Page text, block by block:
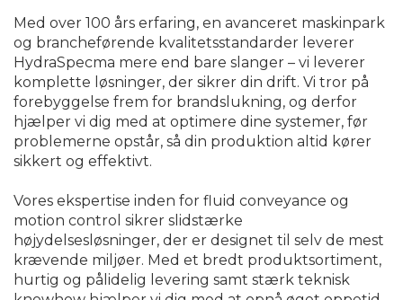
Med over 100 års erfaring, en avanceret maskinpark
og brancheførende kvalitetsstandarder leverer
HydraSpecma mere end bare slanger – vi leverer
komplette løsninger, der sikrer din drift. Vi tror på
forebyggelse frem for brandslukning, og derfor
hjælper vi dig med at optimere dine systemer, før
problemerne opstår, så din produktion altid kører
sikkert og effektivt.
Vores ekspertise inden for fluid conveyance og
motion control sikrer slidstærke
højydelsesløsninger, der er designet til selv de mest
krævende miljøer. Med et bredt produktsortiment,
hurtig og pålidelig levering samt stærk teknisk